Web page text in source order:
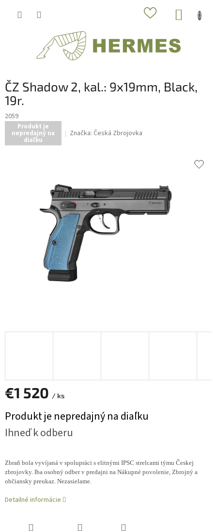
ČZ Shadow 2, kal.: 9x19mm, Black,
19r.
2059
Produkt je
nepredajný na
diaľku
Značka: Česká Zbrojovka
€1 520 / ks
cena:
Produkt je nepredajný na diaľku
Ihneď k odberu
Zbraň bola vyvíjaná v spolupráci s elitnými IPSC strelcami týmu Českej
zbrojovky. Iba osobný odber v predajni na Nákupné povolenie, Zbrojný a
občiansky preukaz. Nezasielame.
Detailné informácie